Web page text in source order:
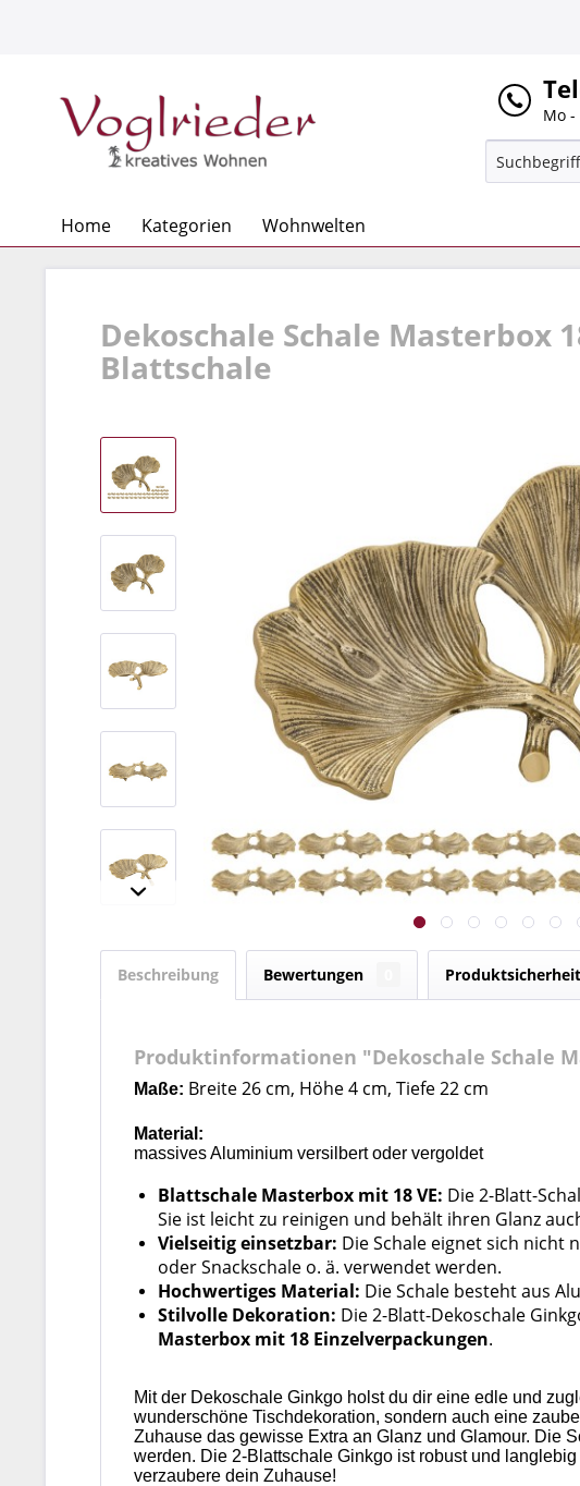
Mo -
Home Kategorien Wohnwelten
Dekoschale Schale Masterbox
Blattschale
Beschreibung Bewertungen Produktsicherheit
Produktinformationen "Dekoschale Schale
Maße: Breite 26 cm, Höhe 4 cm, Tiefe 22 cm
Material:
massives Aluminium versilbert oder vergoldet
Blattschale Masterbox mit 18 VE: Die 2-Blatt-
Sie ist leicht zu reinigen und behält ihren Glanz
Vielseitig einsetzbar: Die Schale eignet sich nicht
oder Snackschale o. ä. verwendet werden.
Hochwertiges Material: Die Schale besteht aus
Stilvolle Dekoration: Die 2-Blatt-Dekoschale
Masterbox mit 18 Einzelverpackungen.
Mit der Dekoschale Ginkgo holst du dir eine edle und
wunderschöne Tischdekoration, sondern auch eine
Zuhause das gewisse Extra an Glanz und Glamour. Die
werden. Die 2-Blattschale Ginkgo ist robust und
verzaubere dein Zuhause!